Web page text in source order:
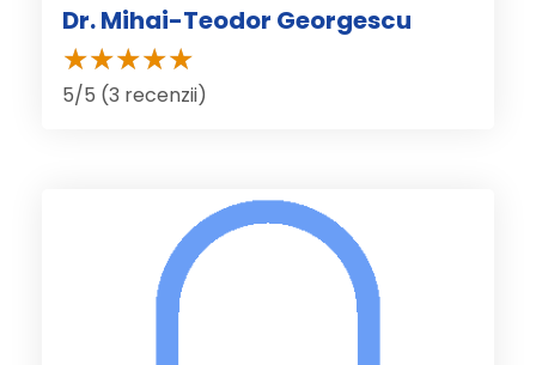
Dr. Mihai-Teodor Georgescu
5/5 (3 recenzii)